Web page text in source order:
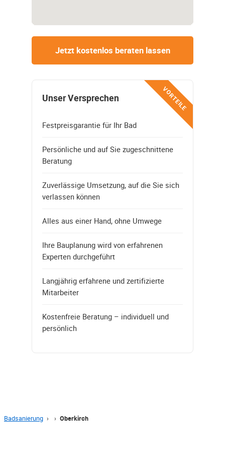
Jetzt kostenlos beraten lassen
VORTEILE
Unser Versprechen
Festpreisgarantie für Ihr Bad
Persönliche und auf Sie zugeschnittene
Beratung
Zuverlässige Umsetzung, auf die Sie sich
verlassen können
Alles aus einer Hand, ohne Umwege
Ihre Bauplanung wird von erfahrenen
Experten durchgeführt
Langjährig erfahrene und zertifizierte
Mitarbeiter
Kostenfreie Beratung – individuell und
persönlich
Badsanierung › › Oberkirch